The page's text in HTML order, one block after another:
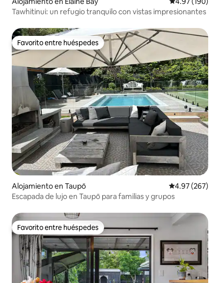
Tawhitinui: un refugio tranquilo con vistas impresionantes
Favorito entre huéspedes
Favorito entre huéspedes
Alojamiento en Taupō Calificación
4.97 (267)
Escapada de lujo en Taupō para familias y grupos
Favorito entre huéspedes
Favorito entre huéspedes